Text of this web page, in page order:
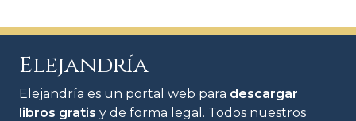
Elejandría
Elejandría es un portal web para descargar
libros gratis y de forma legal. Todos nuestros